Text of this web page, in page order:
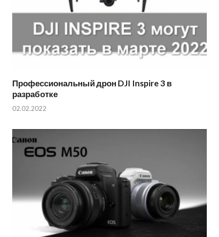
Профессиональный дрон DJI Inspire 3 в
разработке
02.02.2022